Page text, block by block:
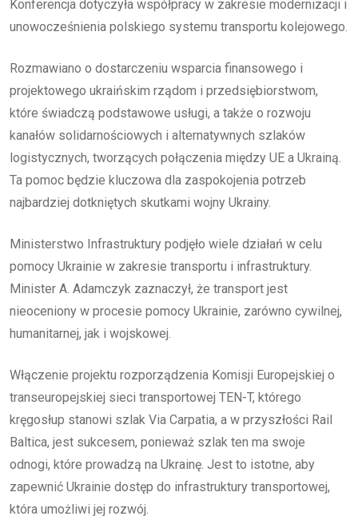
Konferencja dotyczyła współpracy w zakresie modernizacji i
unowocześnienia polskiego systemu transportu kolejowego.
Rozmawiano o dostarczeniu wsparcia finansowego i
projektowego ukraińskim rządom i przedsiębiorstwom,
które świadczą podstawowe usługi, a także o rozwoju
kanałów solidarnościowych i alternatywnych szlaków
logistycznych, tworzących połączenia między UE a Ukrainą.
Ta pomoc będzie kluczowa dla zaspokojenia potrzeb
najbardziej dotkniętych skutkami wojny Ukrainy.
Ministerstwo Infrastruktury podjęło wiele działań w celu
pomocy Ukrainie w zakresie transportu i infrastruktury.
Minister A. Adamczyk zaznaczył, że transport jest
nieoceniony w procesie pomocy Ukrainie, zarówno cywilnej,
humanitarnej, jak i wojskowej.
Włączenie projektu rozporządzenia Komisji Europejskiej o
transeuropejskiej sieci transportowej TEN-T, którego
kręgosłup stanowi szlak Via Carpatia, a w przyszłości Rail
Baltica, jest sukcesem, ponieważ szlak ten ma swoje
odnogi, które prowadzą na Ukrainę. Jest to istotne, aby
zapewnić Ukrainie dostęp do infrastruktury transportowej,
która umożliwi jej rozwój.